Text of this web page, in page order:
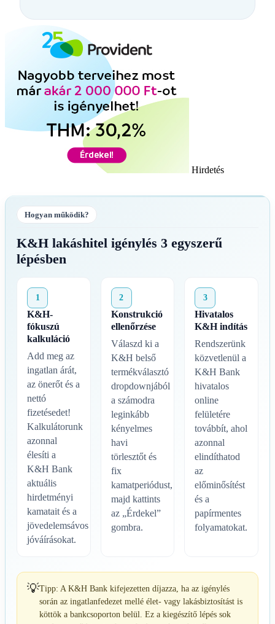
Hirdetés
Hogyan működik?
K&H lakáshitel igénylés 3 egyszerű
lépésben
1
K&H-
fókuszú
kalkuláció
Add meg az
ingatlan árát,
az önerőt és a
nettó
fizetésedet!
Kalkulátorunk
azonnal
élesíti a
K&H Bank
aktuális
hirdetményi
kamatait és a
jövedelemsávos
jóváírásokat.
2
Konstrukció
ellenőrzése
Válaszd ki a
K&H belső
termékválasztó
dropdownjából
a számodra
leginkább
kényelmes
havi
törlesztőt és
fix
kamatperiódust,
majd kattints
az „Érdekel”
gombra.
3
Hivatalos
K&H indítás
Rendszerünk
közvetlenül a
K&H Bank
hivatalos
online
felületére
továbbít, ahol
azonnal
elindíthatod
az
előminősítést
és a
papírmentes
folyamatokat.
💡Tipp: A K&H Bank kifejezetten díjazza, ha az igénylés
során az ingatlanfedezet mellé élet- vagy lakásbiztosítást is
köttök a bankcsoporton belül. Ez a kiegészítő lépés sok